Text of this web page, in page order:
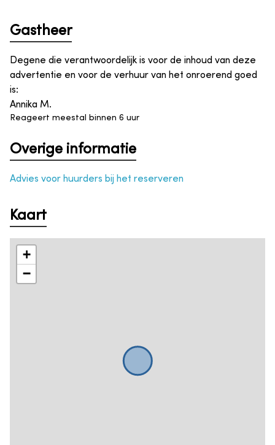
Gastheer
Degene die verantwoordelijk is voor de inhoud van deze
advertentie en voor de verhuur van het onroerend goed
is:
Annika M.
Reageert meestal binnen 6 uur
Overige informatie
Advies voor huurders bij het reserveren
Kaart
+
−